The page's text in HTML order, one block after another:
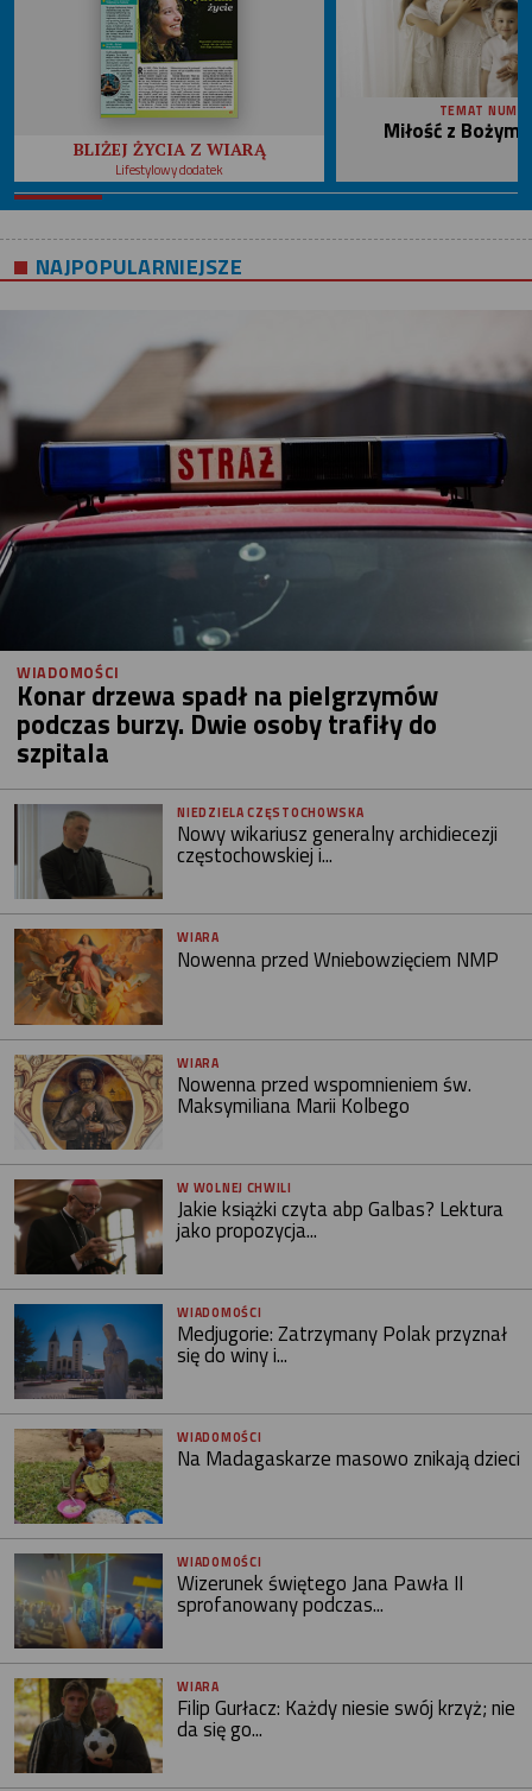
BLIŻEJ ŻYCIA Z WIARĄ
Lifestylowy dodatek
TEMAT
Miłość z
NAJPOPULARNIEJSZE
WIADOMOŚCI
Konar drzewa spadł na pielgrzymów
podczas burzy. Dwie osoby trafiły do
szpitala
NIEDZIELA CZĘSTOCHOWSKA
Nowy wikariusz generalny archidiecezji
częstochowskiej i...
WIARA
Nowenna przed Wniebowzięciem NMP
WIARA
Nowenna przed wspomnieniem św.
Maksymiliana Marii Kolbego
W WOLNEJ CHWILI
Jakie książki czyta abp Galbas? Lektura
jako propozycja...
WIADOMOŚCI
Medjugorie: Zatrzymany Polak przyznał
się do winy i...
WIADOMOŚCI
Na Madagaskarze masowo znikają dzieci
WIADOMOŚCI
Wizerunek świętego Jana Pawła II
sprofanowany podczas...
WIARA
Filip Gurłacz: Każdy niesie swój krzyż; nie
da się go...